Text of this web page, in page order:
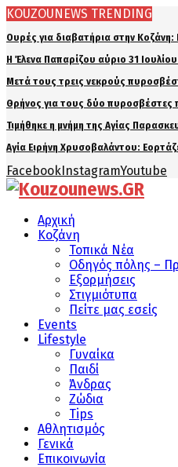
KOUZOUNEWS TRENDING
Ουρές για διαβατήρια στην
Η Έλενα Παπαρίζου αύριο 31
Μετά τους τρεις νεκρούς
Θρήνος για τους δύο
Τιμήθηκε η μνήμη της Αγίας
Αγία Ειρήνη Χρυσοβαλάντου:
FacebookInstagramYoutube
Αρχική
Κοζάνη
Τοπικά Νέα
Οδηγός πόλης –
Εξορμήσεις
Στιγμιότυπα
Πείτε μας εσείς
Events
Lifestyle
Γυναίκα
Παιδί
Άνδρας
Ζώδια
Tips
Αθλητισμός
Γενικά
Επικοινωνία